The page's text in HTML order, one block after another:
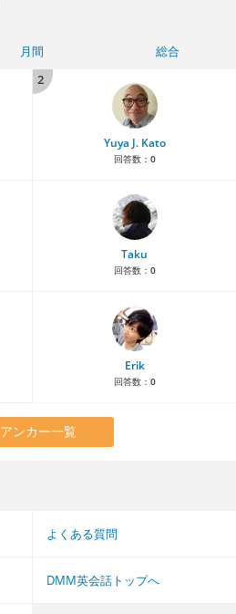
月間
総合
2
Yuya J. Kato
回答数： 0
Taku
回答数： 0
Erik
回答数： 0
アンカー一覧
よくある質問
DMM英会話トップへ